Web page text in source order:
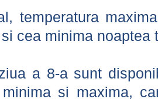
temperatura
cea minima noaptea
a 8-a sunt
si maxima,